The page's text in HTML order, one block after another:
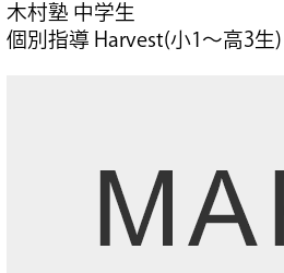
木村塾 中学生
個別指導 Harvest(小1～高3生)